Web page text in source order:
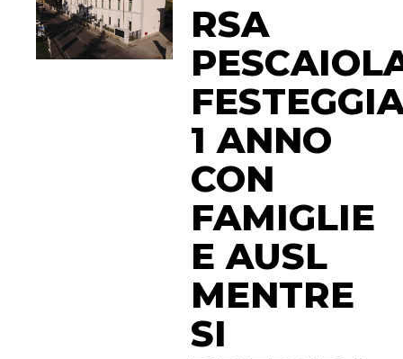
RSA
1 ANNO
CON
FAMIGLIE
E AUSL
MENTRE
SI